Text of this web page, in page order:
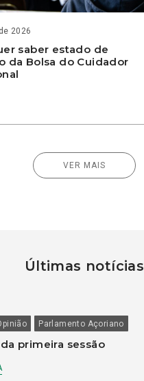
2026
saber estado de
da Bolsa do Cuidador
VER MAIS
Últimas notícias
Parlamento Açoriano
primeira sessão